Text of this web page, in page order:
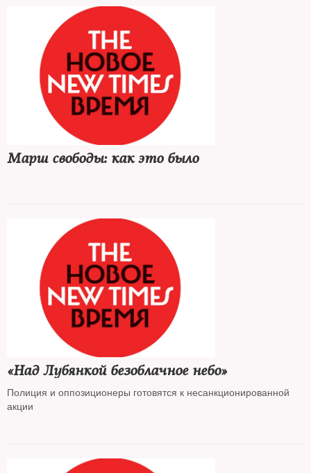
Марш свободы: как это было
«Над Лубянкой безоблачное небо»
Полиция и оппозиционеры готовятся к несанкционированной
акции